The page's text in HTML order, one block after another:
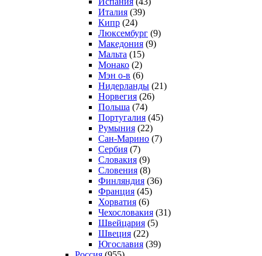
Италия (39)
Кипр (24)
Люксембург (9)
Македония (9)
Мальта (15)
Монако (2)
Мэн о-в (6)
Нидерланды (21)
Норвегия (26)
Польша (74)
Португалия (45)
Румыния (22)
Сан-Марино (7)
Сербия (7)
Словакия (9)
Словения (8)
Финляндия (36)
Франция (45)
Хорватия (6)
Чехословакия (31)
Швейцария (5)
Швеция (22)
Югославия (39)